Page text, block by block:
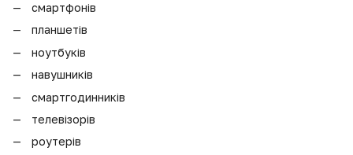
смартфонів
планшетів
ноутбуків
навушників
смартгодинників
телевізорів
роутерів